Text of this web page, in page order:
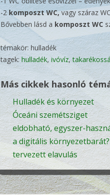
-2 komposzt WC,vagy száraz
Bővebben lásd a komposzt WC
témakör: hulladék
tagek: hulladék, ivóvíz,
Más cikkek hasonló
Hulladék és környezet
Óceáni szemétsziget
eldobható, egyszer-
a digitális környezetbarát?
tervezett elavulás